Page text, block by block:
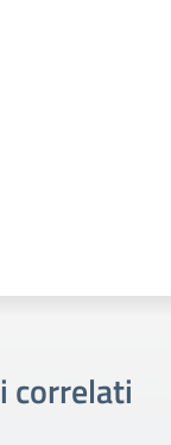
correlati